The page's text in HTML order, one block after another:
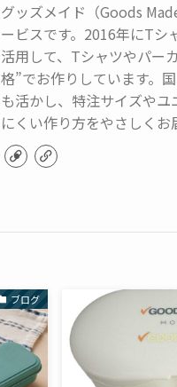
グッズメイド（Goods
ービスです。2016年にTシ
活用して、Tシャツやパー
格”でお作りしています。
も活かし、特注サイズや
にくい作り方をやさしくお
ブログ